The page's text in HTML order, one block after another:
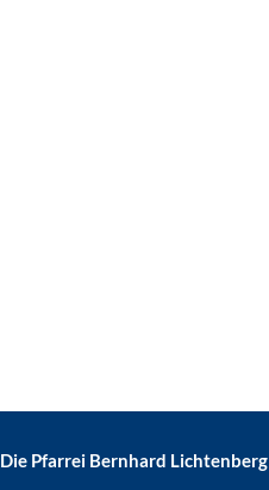
Die Pfarrei Bernhard Lichtenberg